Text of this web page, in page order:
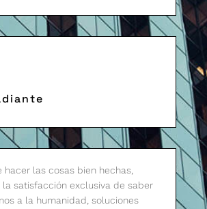
hacer las cosas bien hechas,
satisfacción exclusiva de saber
a la humanidad, soluciones